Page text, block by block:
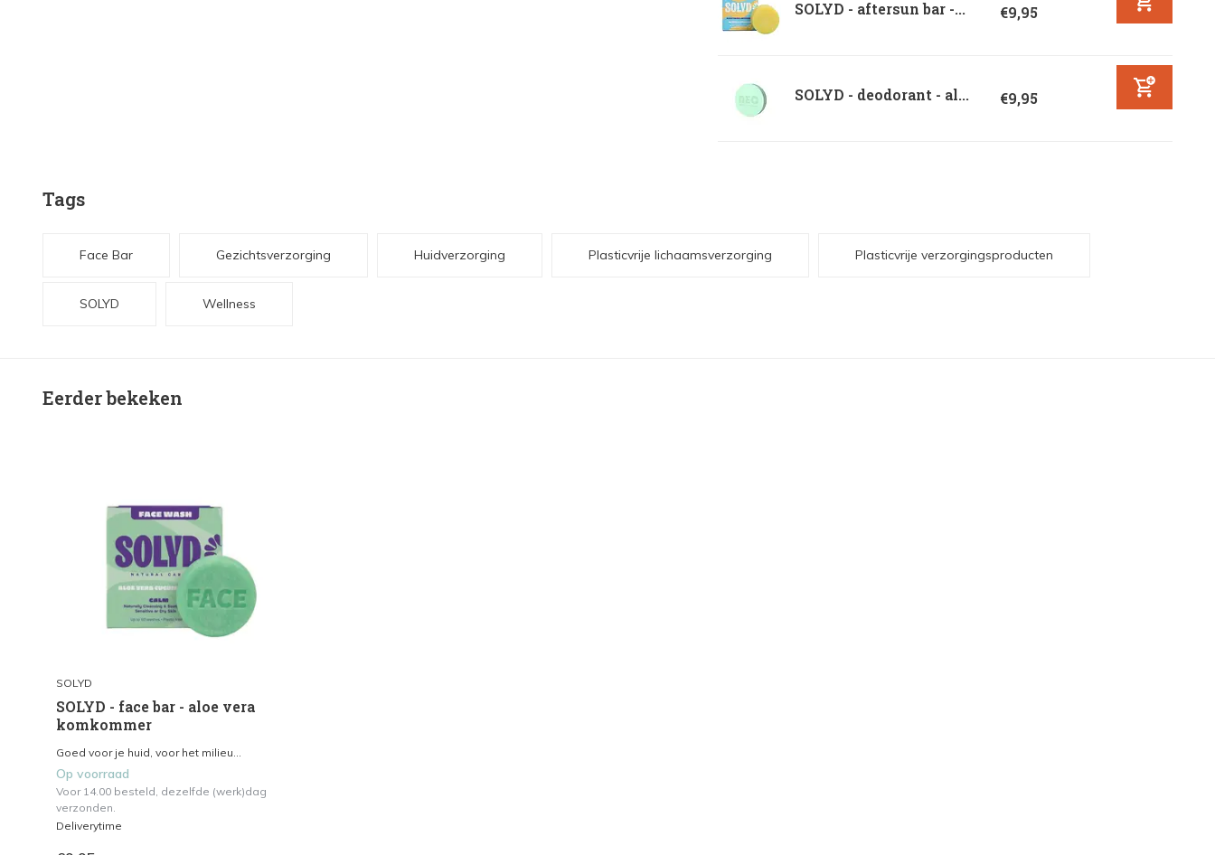
SOLYD - aftersun bar -... €9,95
SOLYD - deodorant - al... €9,95
Tags
Face Bar Gezichtsverzorging Huidverzorging Plasticvrije lichaamsverzorging Plasticvrije verzorgingsproducten
SOLYD Wellness
Eerder bekeken
SOLYD
SOLYD - face bar - aloe vera
komkommer
Goed voor je huid, voor het milieu...
Op voorraad
Voor 14.00 besteld, dezelfde (werk)dag
verzonden.
Deliverytime